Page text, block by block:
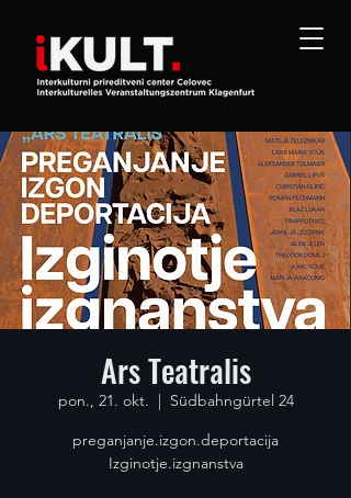
Ars Teatralis
pon., 21. okt.
  |
Südbahngürtel 24
preganjanje.izgon.deportacija
Izginotje.izgnanstva